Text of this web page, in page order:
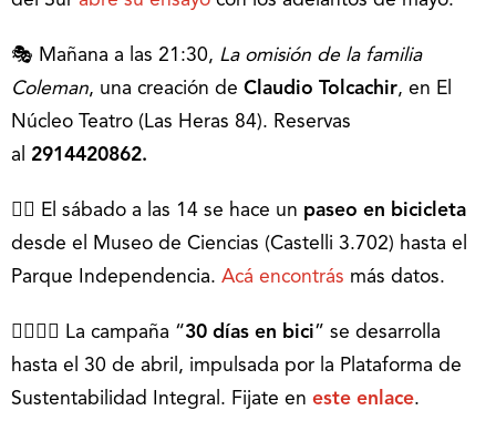
🎭 Mañana a las 21:30, La omisión de la familia
Coleman, una creación de Claudio Tolcachir, en El
Núcleo Teatro (Las Heras 84). Reservas
al 2914420862.
🚴‍♀ El sábado a las 14 se hace un paseo en bicicleta
desde el Museo de Ciencias (Castelli 3.702) hasta el
Parque Independencia. Acá encontrás más datos.
🚴‍♀🚴‍♀ La campaña “30 días en bici” se desarrolla
hasta el 30 de abril, impulsada por la Plataforma de
Sustentabilidad Integral. Fijate en este enlace.